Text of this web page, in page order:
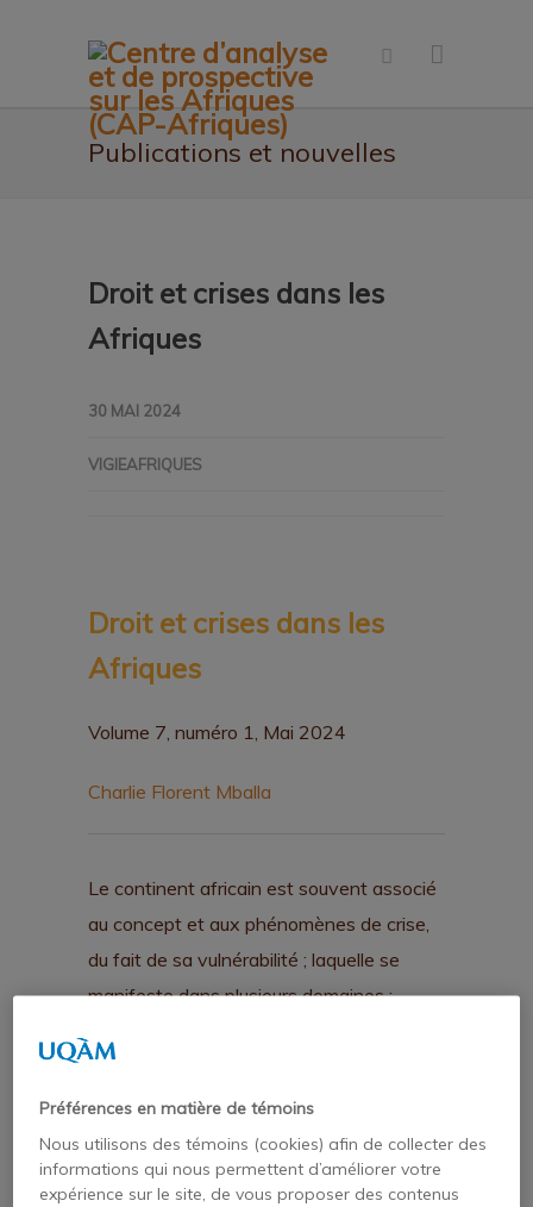
Publications et nouvelles
Droit et crises dans les
Afriques
30 MAI 2024
VIGIEAFRIQUES
Droit et crises dans les
Afriques
Volume 7, numéro 1, Mai 2024
Charlie Florent Mballa
Le continent africain est souvent associé
au concept et aux phénomènes de crise,
du fait de sa vulnérabilité ; laquelle se
manifeste dans plusieurs domaines :
et social. Les coups d’État, le terrorisme,
les maladies émergentes, le sous
développement, le chômage, entre autres,
témoignent de cette réalité.
Préférences en matière de témoins
Nous utilisons des témoins (cookies) afin de collecter des
informations qui nous permettent d’améliorer votre
expérience sur le site, de vous proposer des contenus